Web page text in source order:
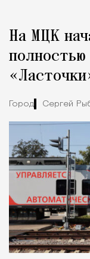
Город
На МЦК
Город Сергей